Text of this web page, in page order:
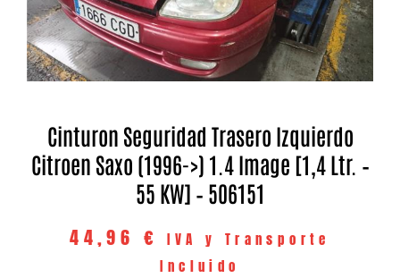
Cinturon Seguridad Trasero Izquierdo
Citroen Saxo (1996->) 1.4 Image [1,4 Ltr. –
55 KW] – 506151
44,96 €
IVA y Transporte
Incluido